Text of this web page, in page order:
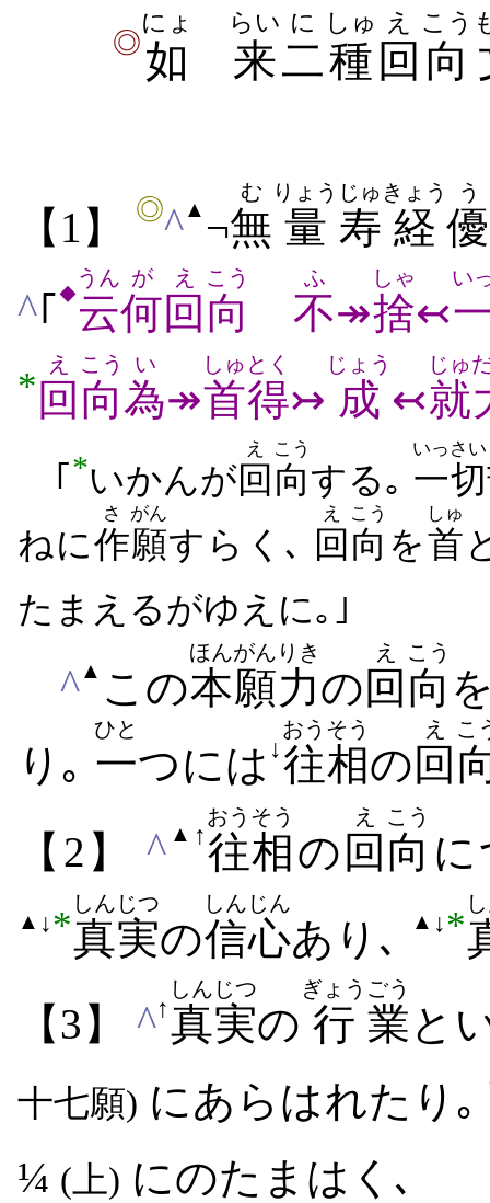
◎ 如
にょ
来
らい
二
に
種
しゅ
回
え
向
こう
【1】 ◎^▲ ¬無
む
量
りょう
寿
じゅ
経
きょう
^｢ ◆云
うん
何
が
回
え
向
こう
不
ふ
↠捨
しゃ
↢
い
* 回
え
向
こう
為
い
↠首
しゅ
得
とく
↣ 成
じょう
↢就
じゅ
｢ *いかんが回
え
向
こう
する｡ 一切
いっさい
ねに作
さ
願
がん
すらく､ 回
え
向
こう
を首
しゅ
たまえるがゆえに｡｣
^▲ この本願
ほんがん
力
りき
の回
え
向
こう
り｡ 一
ひと
つには ↓往相
おうそう
の回
え こ
【2】 ^ ▲ ↑往相
おうそう
の 回
え
向
こう
▲ ↓*真実
しんじつ
の信心
しんじん
あり､ ▲ ↓*
【3】 ^↑真実
しんじつ
の 行
ぎょう
業
ごう
と
十七願) にあらはれたり｡
¼ (上) にのたまはく､